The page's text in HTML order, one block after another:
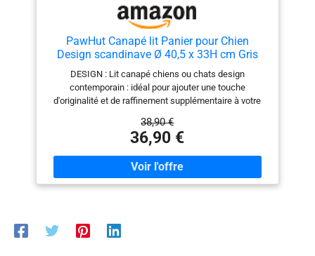
PawHut Canapé lit Panier pour Chien
Design scandinave Ø 40,5 x 33H cm Gris
DESIGN : Lit canapé chiens ou chats design
contemporain : idéal pour ajouter une touche
d'originalité et de raffinement supplémentaire à votre
fourni amovible (garnissage mousse haute densité)
SOLIDE ET RÉSISTANT : Les pieds solides en bois de
pin et le tissu en peluche assurent le confort du chaton.
Il peut résister aux griffes de votre chat. Les pieds sont
équipés de patins antidérapant pour ne pas glisser et
RAPIDE : Notice d'assemblage illustrée fournie - dim. Ø
38,90 €
36,90 €